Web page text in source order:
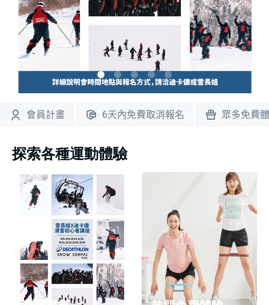
會員計畫 6天內免費取消報名 眾多免費
探索各種運動體驗